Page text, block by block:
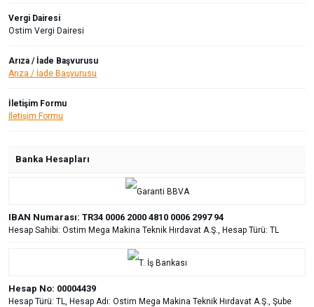
Vergi Dairesi
Ostim Vergi Dairesi
Arıza / İade Başvurusu
Arıza / İade Başvurusu
İletişim Formu
İletişim Formu
Banka Hesapları
IBAN Numarası: TR34 0006 2000 4810 0006 2997 94
Hesap Sahibi: Ostim Mega Makina Teknik Hırdavat A.Ş., Hesap Türü: TL
Hesap No: 00004439
Hesap Türü: TL, Hesap Adı: Ostim Mega Makina Teknik Hırdavat A.Ş., Şube